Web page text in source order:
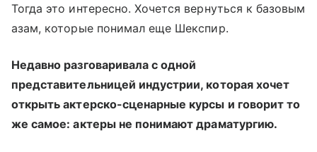
Тогда это интересно. Хочется вернуться к базовым
азам, которые понимал еще Шекспир.
Недавно разговаривала с одной
представительницей индустрии, которая хочет
открыть актерско-сценарные курсы и говорит то
же самое: актеры не понимают драматургию.